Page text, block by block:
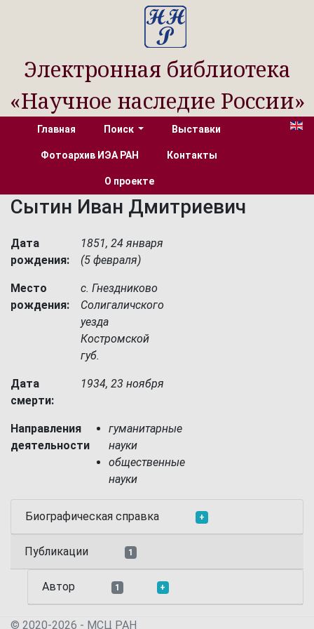
Электронная библиотека
«Научное наследие России»
Главная Поиск Выставки
Фотоархив ИЭА РАН Контакты
О проекте
Сытин Иван Дмитриевич
Дата
рождения:
1851, 24 января
(5 февраля)
Место
рождения:
с. Гнездниково
Солигаличского
уезда
Костромской
губ.
Дата
смерти:
1934, 23 ноября
Направления
деятельности
гуманитарные
науки
общественные
науки
Биографическая справка +
Публикации 1
Автор 1 +
© 2020-2026 - МСЦ РАН